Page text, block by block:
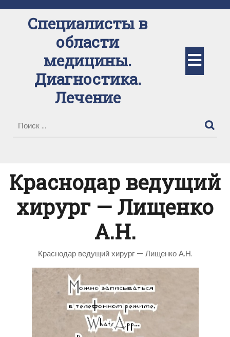
содержимомуСпециалисты в
области
медицины.
Диагностика.
Лечение
Краснодар ведущий
хирург — Лищенко
А.Н.
Краснодар ведущий хирург — Лищенко А.Н.